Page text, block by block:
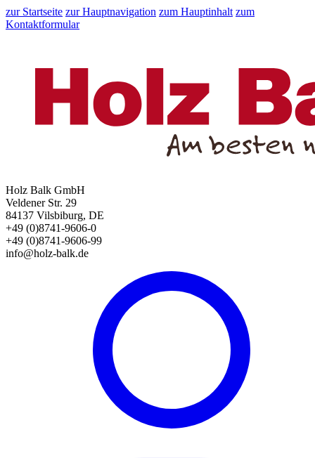
zur Startseite zur Hauptnavigation zum Hauptinhalt zum
Kontaktformular
Holz Balk GmbH
Veldener Str. 29
84137 Vilsbiburg, DE
+49 (0)8741-9606-0
+49 (0)8741-9606-99
info@holz-balk.de